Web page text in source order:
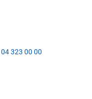
04 323 00 00